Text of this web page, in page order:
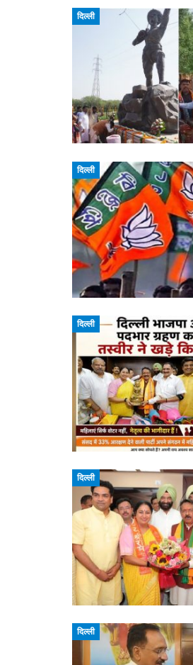
दिल्ली
दिल्ली
दिल्ली
दिल्ली
दिल्ली